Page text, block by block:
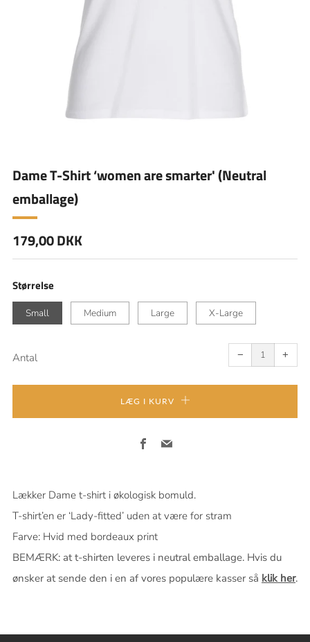
Dame T-Shirt ‘women are smarter' (Neutral
emballage)
Normal
pris
179,00 DKK
Størrelse
Small Medium Large X-Large
Antal −
Fjern
+
Tilføj
LÆG I KURV
Facebook
Email
Lækker Dame t-shirt i økologisk bomuld.
T-shirt’en er ‘Lady-fitted’ uden at være for stram
Farve: Hvid med bordeaux print
BEMÆRK: at t-shirten leveres i neutral emballage. Hvis du
ønsker at sende den i en af vores populære kasser så klik her.